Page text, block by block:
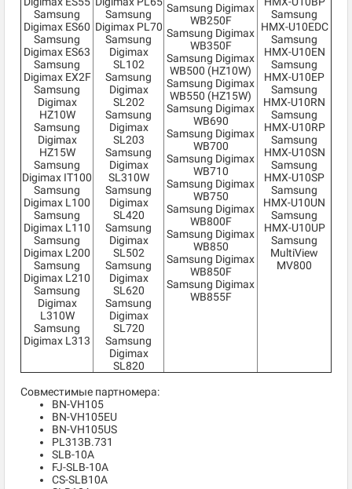
Samsung
Digimax ES60
Samsung
Digimax ES63
Samsung
Digimax EX2F
Samsung
Digimax
HZ10W
Samsung
Digimax
HZ15W
Samsung
Digimax IT100
Samsung
Digimax L100
Samsung
Digimax L110
Samsung
Digimax L200
Samsung
Digimax L210
Samsung
Digimax
L310W
Samsung
Digimax L313
Samsung
Digimax PL70
Samsung
Digimax
SL102
Samsung
Digimax
SL202
Samsung
Digimax
SL203
Samsung
Digimax
SL310W
Samsung
Digimax
SL420
Samsung
Digimax
SL502
Samsung
Digimax
SL620
Samsung
Digimax
SL720
Samsung
Digimax
SL820
Samsung Digimax
WB250F
Samsung Digimax
WB350F
Samsung Digimax
WB500 (HZ10W)
Samsung Digimax
WB550 (HZ15W)
Samsung Digimax
WB690
Samsung Digimax
WB700
Samsung Digimax
WB710
Samsung Digimax
WB750
Samsung Digimax
WB800F
Samsung Digimax
WB850
Samsung Digimax
WB850F
Samsung Digimax
WB855F
Samsung
HMX-U10EDC
Samsung
HMX-U10EN
Samsung
HMX-U10EP
Samsung
HMX-U10RN
Samsung
HMX-U10RP
Samsung
HMX-U10SN
Samsung
HMX-U10SP
Samsung
HMX-U10UN
Samsung
HMX-U10UP
Samsung
MultiView
MV800
Совместимые партномера:
BN-VH105
BN-VH105EU
BN-VH105US
PL313B.731
SLB-10A
FJ-SLB-10A
CS-SLB10A